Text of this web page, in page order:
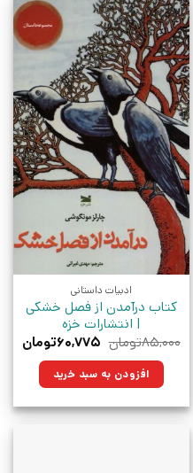
ادبیات داستانی
کتاب درآمدن از فصل خشکی
| انتشارات خزه
۸۵,۰۰۰تومان قیمت
۸۵,۰۰۰تومان
بود.
۶۰,۷۷۵تومان
افزودن به سبد خرید